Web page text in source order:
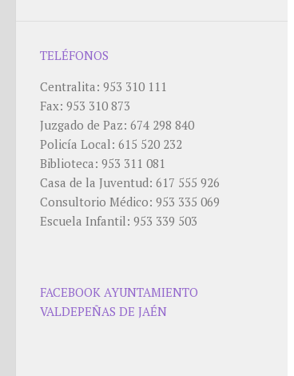
TELÉFONOS
Centralita: 953 310 111
Fax: 953 310 873
Juzgado de Paz: 674 298 840
Policía Local: 615 520 232
Biblioteca: 953 311 081
Casa de la Juventud: 617 555 926
Consultorio Médico: 953 335 069
Escuela Infantil: 953 339 503
FACEBOOK AYUNTAMIENTO
VALDEPEÑAS DE JAÉN